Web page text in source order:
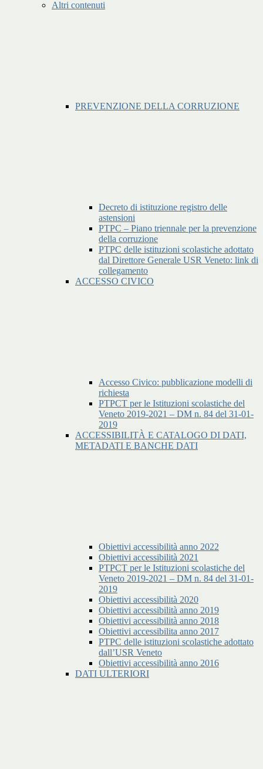
Altri contenuti
PREVENZIONE DELLA CORRUZIONE
Decreto di istituzione registro delle
astensioni
PTPC – Piano triennale per la prevenzione
della corruzione
PTPC delle istituzioni scolastiche adottato
dal Direttore Generale USR Veneto: link di
collegamento
ACCESSO CIVICO
Accesso Civico: pubblicazione modelli di
richiesta
PTPCT per le Istituzioni scolastiche del
Veneto 2019-2021 – DM n. 84 del 31-01-
2019
ACCESSIBILITÀ E CATALOGO DI DATI,
METADATI E BANCHE DATI
Obiettivi accessibilità anno 2022
Obiettivi accessibilità 2021
PTPCT per le Istituzioni scolastiche del
Veneto 2019-2021 – DM n. 84 del 31-01-
2019
Obiettivi accessibilità 2020
Obiettivi accessibilità anno 2019
Obiettivi accessibilità anno 2018
Obiettivi accessibilita anno 2017
PTPC delle istituzioni scolastiche adottato
dall’USR Veneto
Obiettivi accessibilità anno 2016
DATI ULTERIORI